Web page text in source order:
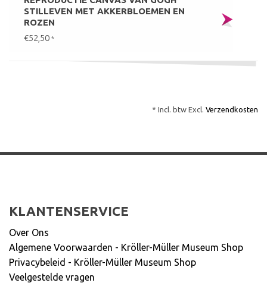
STILLEVEN MET AKKERBLOEMEN EN
ROZEN
€52,50 *
* Incl. btw Excl. Verzendkosten
KLANTENSERVICE
Over Ons
Algemene Voorwaarden - Kröller-Müller Museum Shop
Privacybeleid - Kröller-Müller Museum Shop
Veelgestelde vragen